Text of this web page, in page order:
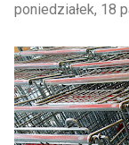
poniedziałek, 18